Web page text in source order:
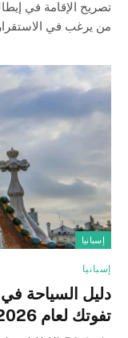
تصريح الإقامة في
من يرغب في
إسبانيا
إسبانيا
دليل السياحة في
تفوتك لعام 2026